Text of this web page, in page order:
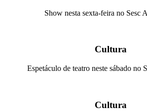
Show nesta sexta-feira no Sesc
Cultura
Espetáculo de teatro neste sábado no
Cultura